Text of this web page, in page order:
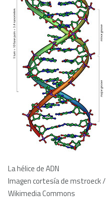
La hélice de ADN
Imagen cortesía de mstroeck /
Wikimedia Commons